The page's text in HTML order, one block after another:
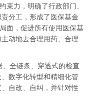
束力，明确了行政部门、
分工，形成了医保基金
面，促进所有使用医保基
动地去合理用药、合理
全链条、穿透式的检查
数字化转型和精细化管
自改、自纠，并针对性